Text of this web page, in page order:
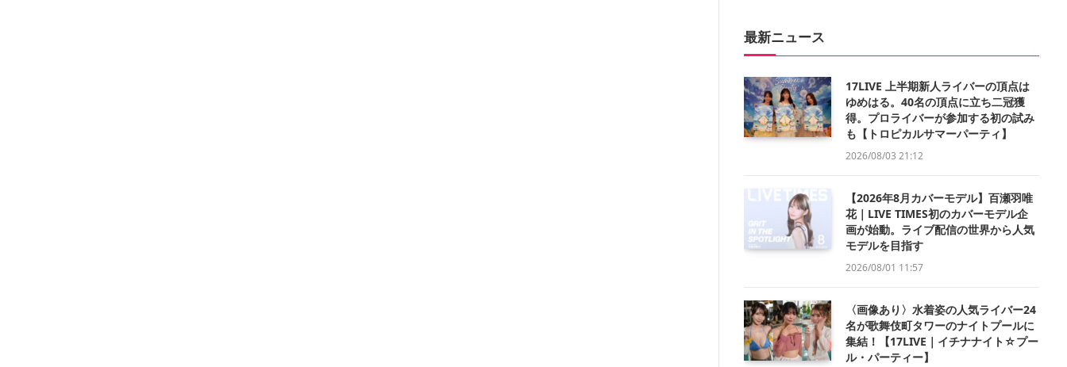
最新ニュース
17LIVE 上半期新人ライバーの頂点は
ゆめはる。40名の頂点に立ち二冠獲
得。プロライバーが参加する初の試み
も【トロピカルサマーパーティ】
2026/08/03 21:12
【2026年8月カバーモデル】百瀬羽唯
花｜LIVE TIMES初のカバーモデル企
画が始動。ライブ配信の世界から人気
モデルを目指す
2026/08/01 11:57
〈画像あり〉水着姿の人気ライバー24
名が歌舞伎町タワーのナイトプールに
集結！【17LIVE｜イチナナイト☆プー
ル・パーティー】